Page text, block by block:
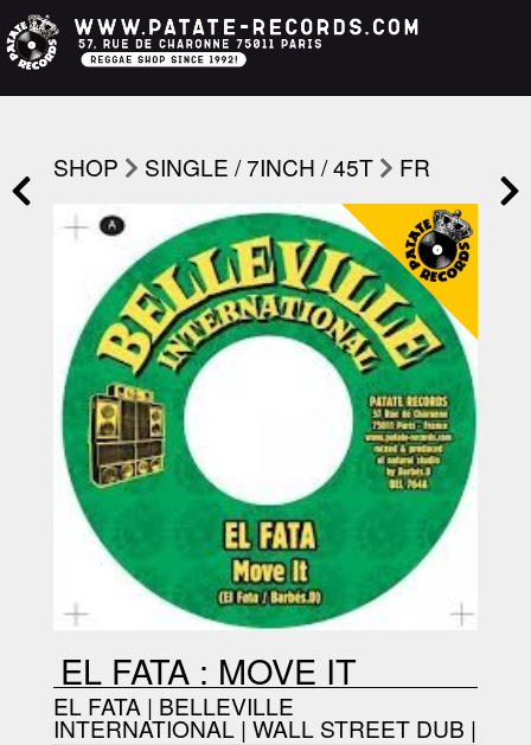
SHOP SINGLE / 7INCH / 45T FR
EL FATA : MOVE IT
EL FATA | BELLEVILLE
INTERNATIONAL| WALL STREET DUB |